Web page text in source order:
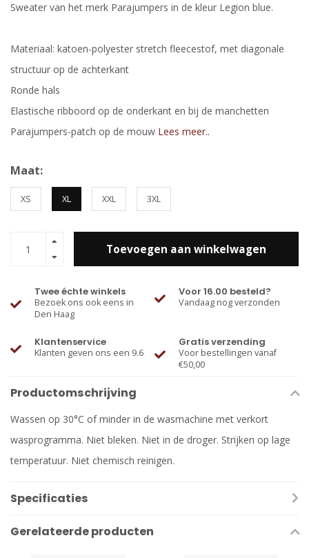
Sweater van het merk Parajumpers in de kleur Legion blue.
Materiaal: katoen-polyester stretch fleecestof, met diagonale
structuur op de achterkant
Ronde hals
Elastische ribboord op de onderkant en bij de manchetten
Parajumpers-patch op de mouw Lees meer..
Maat:
XS XL XXL 3XL
Toevoegen aan winkelwagen
Twee échte winkels
Bezoek ons ook eens in
Den Haag
Voor 16.00 besteld?
Vandaag nog verzonden
Klantenservice
Klanten geven ons een 9.6
Gratis verzending
Voor bestellingen vanaf
€50,00
Productomschrijving
Wassen op 30°C of minder in de wasmachine met verkort
wasprogramma. Niet bleken. Niet in de droger. Strijken op lage
temperatuur. Niet chemisch reinigen.
Specificaties
Gerelateerde producten